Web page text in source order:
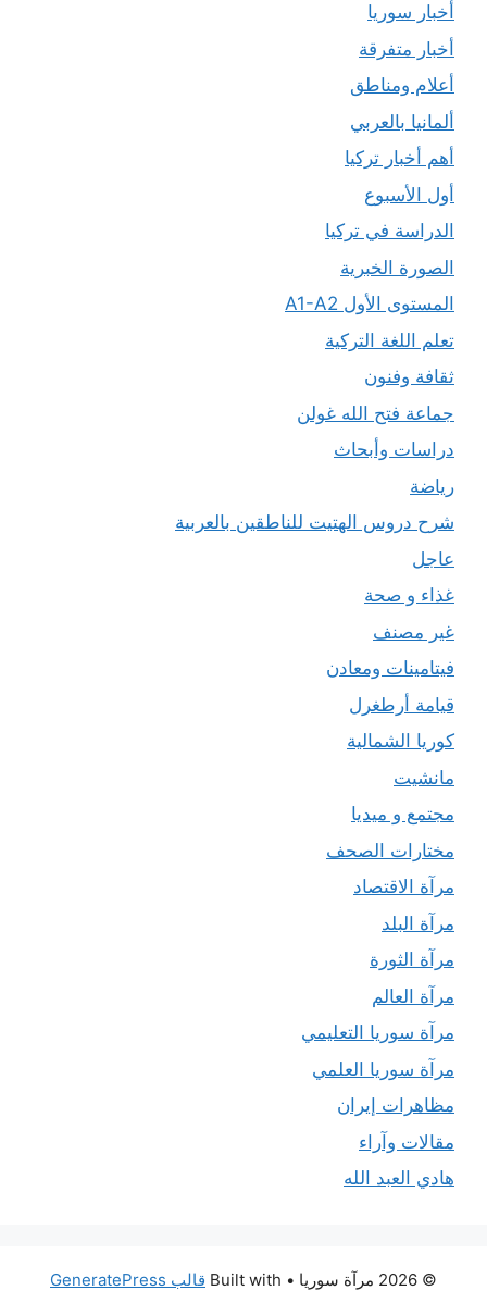
أخبار سوريا
أخبار متفرقة
أعلام ومناطق
ألمانيا بالعربي
أهم أخبار تركيا
أول الأسبوع
الدراسة في تركيا
الصورة الخبرية
المستوى الأول A1-A2
تعلم اللغة التركية
ثقافة وفنون
جماعة فتح الله غولن
دراسات وأبحاث
رياضة
شرح دروس الهتيت للناطقين بالعربية
عاجل
غذاء و صحة
غير مصنف
فيتامينات ومعادن
قيامة أرطغرل
كوريا الشمالية
مانشيت
مجتمع و ميديا
مختارات الصحف
مرآة الاقتصاد
مرآة البلد
مرآة الثورة
مرآة العالم
مرآة سوريا التعليمي
مرآة سوريا العلمي
مظاهرات إيران
مقالات وآراء
هادي العبد الله
© 2026 مرآة سوريا • Built with قالب GeneratePress